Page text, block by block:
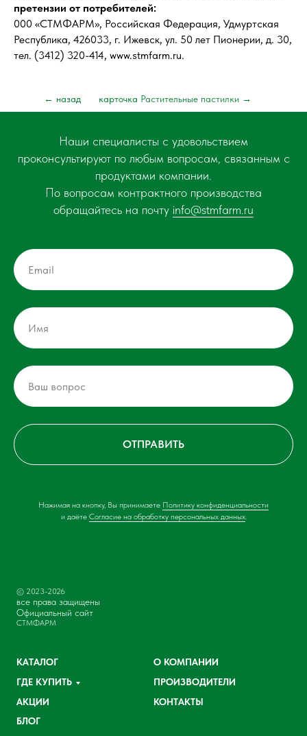
претензии от потребителей:
000 «СТМФАРМ», Российская Федерация, Удмуртская
Республика, 426033, г. Ижевск, ул. 50 лет Пионерии, д. 30,
тел. (3412) 320-414, www.stmfarm.ru.
карточка Растительные пастилки →
← назад
Наши специалисты с удовольствием
проконсультируют по любым вопросам, связанным с
продуктами компании.
По вопросам контрактного производства
обращайтесь на почту info@stmfarm.ru
ОТПРАВИТЬ
Нажимая на кнопку, Вы принимаете Политику конфиденциальности
и даёте Согласие на обработку персональных данных.
© 2023-2026
все права защищены
Официальный сайт
СТМФАРМ
КАТАЛОГ
ГДЕ КУПИТЬ
АКЦИИ
БЛОГ
О КОМПАНИИ
ПРОИЗВОДИТЕЛИ
КОНТАКТЫ